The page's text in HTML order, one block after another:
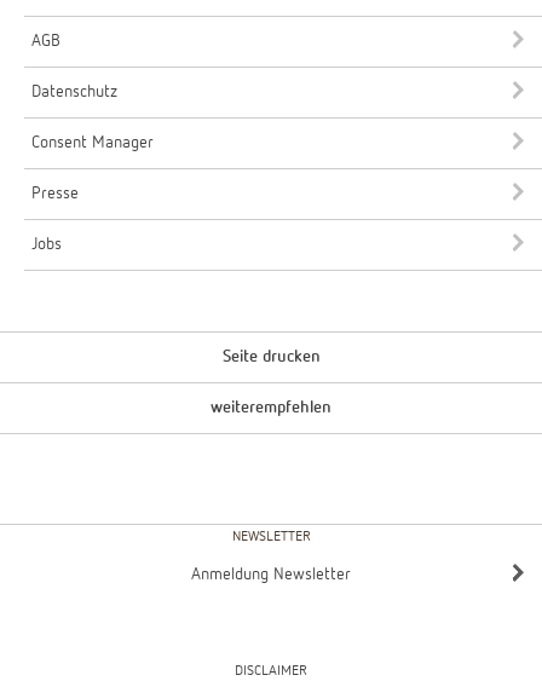
AGB
Datenschutz
Consent Manager
Presse
Jobs
Seite drucken
weiterempfehlen
NEWSLETTER
Anmeldung Newsletter
DISCLAIMER